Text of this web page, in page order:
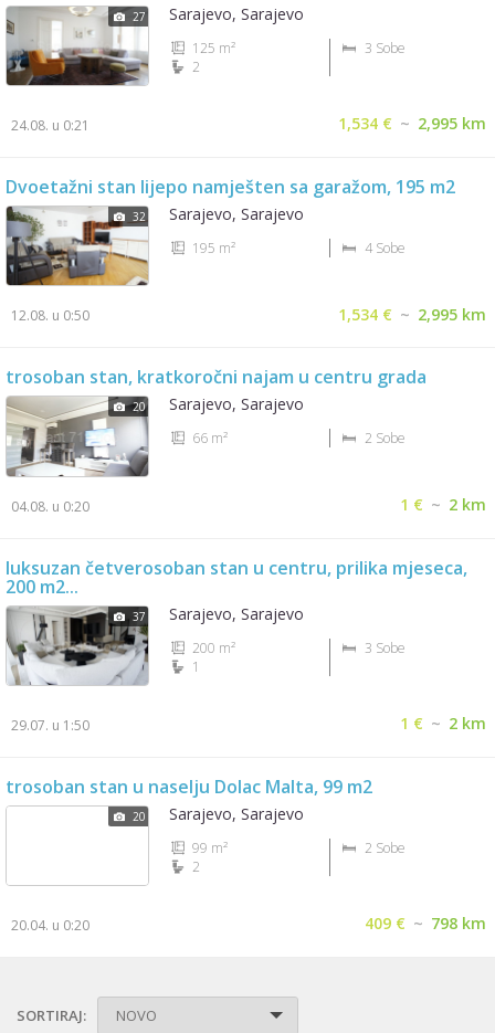
27 Sarajevo, Sarajevo
125 m²
3 Sobe
2
1,534 € ~ 2,995 km
24.08. u 0:21
Dvoetažni stan lijepo namješten sa garažom, 195 m2
32 Sarajevo, Sarajevo
195 m² 4 Sobe
1,534 € ~ 2,995 km
12.08. u 0:50
trosoban stan, kratkoročni najam u centru grada
20 Sarajevo, Sarajevo
66 m² 2 Sobe
1 € ~ 2 km
04.08. u 0:20
luksuzan četverosoban stan u centru, prilika mjeseca,
200 m2...
37 Sarajevo, Sarajevo
200 m²
3 Sobe
1
1 € ~ 2 km
29.07. u 1:50
trosoban stan u naselju Dolac Malta, 99 m2
20 Sarajevo, Sarajevo
99 m²
2 Sobe
2
409 € ~ 798 km
20.04. u 0:20
SORTIRAJ: NOVO